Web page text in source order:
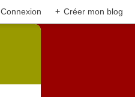
Connexion + Créer mon blog